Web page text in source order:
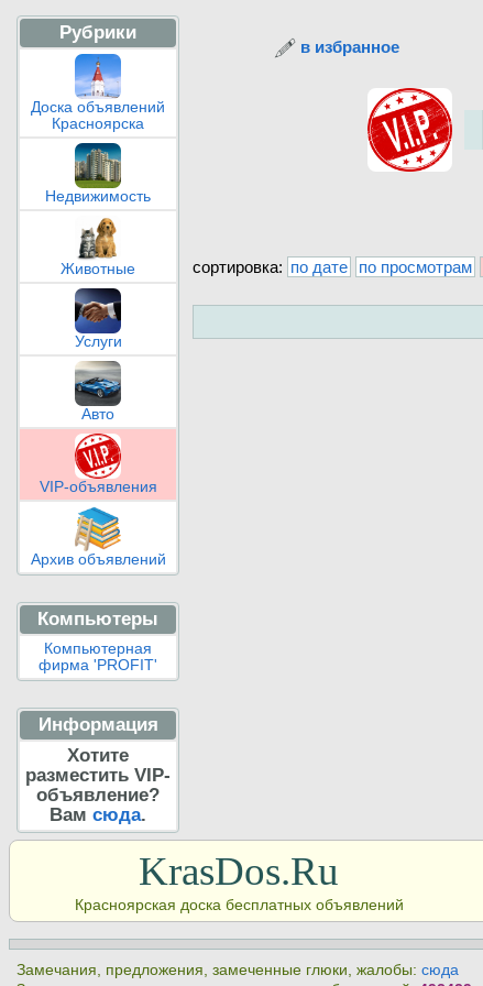
Рубрики
Доска объявлений
Красноярска
Недвижимость
Животные
Услуги
Авто
VIP-объявления
Архив объявлений
Компьютеры
Компьютерная
фирма 'PROFIT'
Информация
Хотите
разместить VIP-
объявление?
Вам сюда.
в избранное
сортировка: по дате по просмотрам
KrasDos.Ru
Красноярская доска бесплатных объявлений
Замечания, предложения, замеченные глюки, жалобы: сюда